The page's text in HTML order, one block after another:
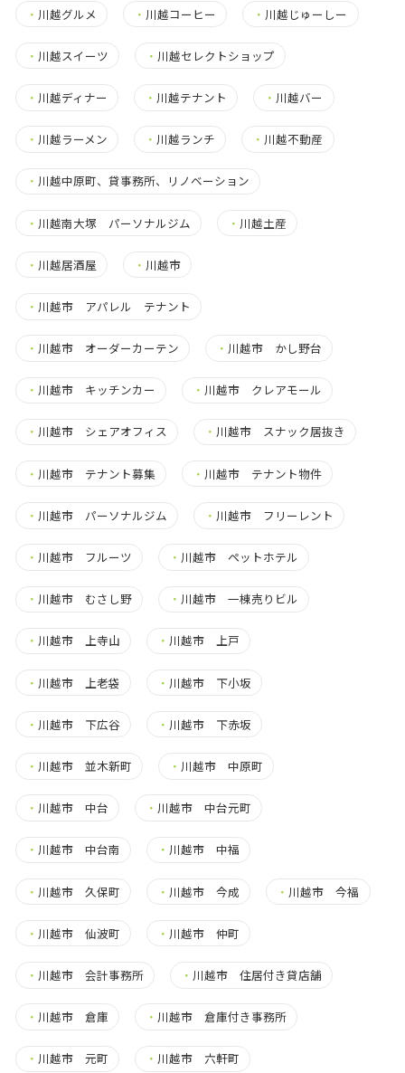
・ 川越グルメ ・ 川越コーヒー ・ 川越じゅーしー
・ 川越スイーツ ・ 川越セレクトショップ
・ 川越ディナー ・ 川越テナント ・ 川越バー
・ 川越ラーメン ・ 川越ランチ ・ 川越不動産
・ 川越中原町、貸事務所、リノベーション
・ 川越南大塚 パーソナルジム ・ 川越土産
・ 川越居酒屋 ・ 川越市
・ 川越市 アパレル テナント
・ 川越市 オーダーカーテン ・ 川越市 かし野台
・ 川越市 キッチンカー ・ 川越市 クレアモール
・ 川越市 シェアオフィス ・ 川越市 スナック居抜き
・ 川越市 テナント募集 ・ 川越市 テナント物件
・ 川越市 パーソナルジム ・ 川越市 フリーレント
・ 川越市 フルーツ ・ 川越市 ペットホテル
・ 川越市 むさし野 ・ 川越市 一棟売りビル
・ 川越市 上寺山 ・ 川越市 上戸
・ 川越市 上老袋 ・ 川越市 下小坂
・ 川越市 下広谷 ・ 川越市 下赤坂
・ 川越市 並木新町 ・ 川越市 中原町
・ 川越市 中台 ・ 川越市 中台元町
・ 川越市 中台南 ・ 川越市 中福
・ 川越市 久保町 ・ 川越市 今成 ・ 川越市 今福
・ 川越市 仙波町 ・ 川越市 仲町
・ 川越市 会計事務所 ・ 川越市 住居付き貸店舗
・ 川越市 倉庫 ・ 川越市 倉庫付き事務所
・ 川越市 元町 ・ 川越市 六軒町